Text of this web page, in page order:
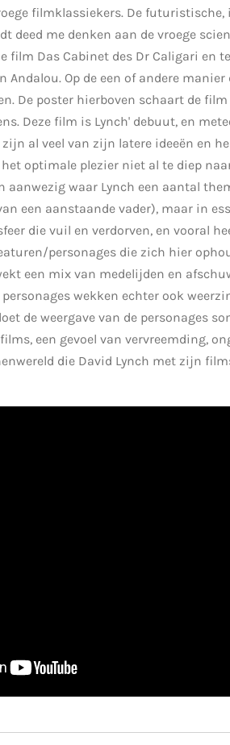
filmklassiekers. De
deed me denken aan de vroege
film Das Cabinet des Dr Caligari en
Andalou. Op de een of andere
De poster hierboven schaart de
Deze film is Lynch' debuut, en
al veel van zijn latere ideeën en
optimale plezier niet al te diep
aanwezig waar Lynch een aantal
een aanstaande vader), maar in
die vuil en verdorven, en vooral
personages die zich hier
een mix van medelijden en
personages wekken echter ook
de weergave van de personages
een gevoel van vervreemding,
die David Lynch met zijn